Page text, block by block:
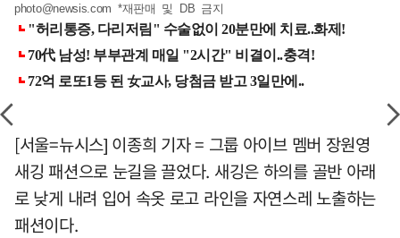
photo@newsis.com *재판매 및 DB 금지
[서울=뉴시스] 이종희 기자 = 그룹 아이브 멤버 장원영
새깅 패션으로 눈길을 끌었다. 새깅은 하의를 골반 아래
로 낮게 내려 입어 속옷 로고 라인을 자연스레 노출하는
패션이다.